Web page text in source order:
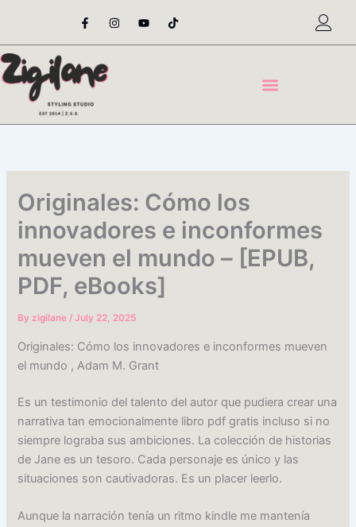
content
F
a
e
o
o
-
I
n
t
Y
o
t
T
i
t
Originales: Cómo los
innovadores e inconformes
mueven el mundo – [EPUB,
PDF, eBooks]
Byzigilane/July 22, 2025
Originales: Cómo los innovadores e inconformes mueven
el mundo , Adam M. Grant
Es un testimonio del talento del autor que pudiera crear una
narrativa tan emocionalmente libro pdf gratis incluso si no
siempre lograba sus ambiciones. La colección de historias
de Jane es un tesoro. Cada personaje es único y las
situaciones son cautivadoras. Es un placer leerlo.
Aunque la narración tenía un ritmo kindle me mantenía